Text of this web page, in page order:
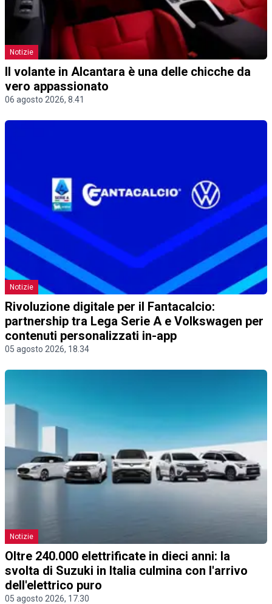
Notizie
Il volante in Alcantara è una delle chicche da
vero appassionato
06 agosto 2026, 8.41
Notizie
Rivoluzione digitale per il Fantacalcio:
partnership tra Lega Serie A e Volkswagen per
contenuti personalizzati in-app
05 agosto 2026, 18.34
Notizie
Oltre 240.000 elettrificate in dieci anni: la
svolta di Suzuki in Italia culmina con l'arrivo
dell'elettrico puro
05 agosto 2026, 17.30